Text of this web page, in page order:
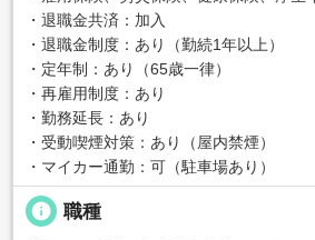
・退職金共済：加入
・退職金制度：あり（勤続1年以上）
・定年制：あり（65歳一律）
・再雇用制度：あり
・勤務延長：あり
・受動喫煙対策：あり（屋内禁煙）
・マイカー通勤：可（駐車場あり）
info 職種